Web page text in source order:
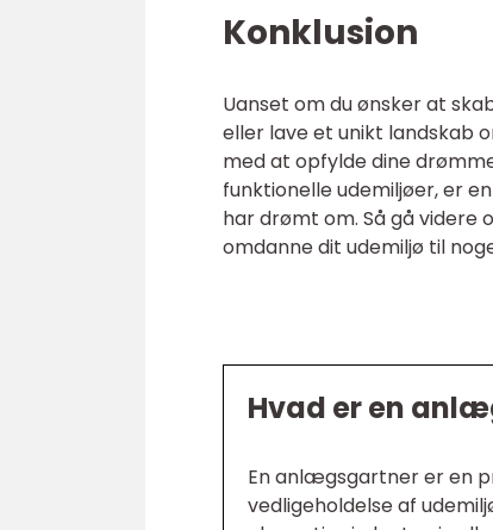
Konklusion
Uanset om du ønsker at
eller lave et unikt landskab
med at opfylde dine
funktionelle udemiljøer, er
har drømt om. Så gå
omdanne dit udemiljø til
Hvad er en
En anlægsgartner er en
vedligeholdelse af